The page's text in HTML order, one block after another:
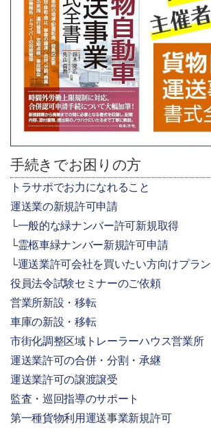
手続きでお困りの方
トラサポでお力になれること
運送業の新規許可申請
一般的な緑ナンバー許可新規取得
霊柩車緑ナンバー新規許可申請
運送業許可会社を買いたい方向けプラン
役員法令試験セミナーのご依頼
営業所新設・移転
車庫の新設・移転
市街化調整区域トレーラーハウス営業所
運送業許可の合併・分割・承継
運送業許可の譲渡譲受
監査・巡回指導のサポート
第一種貨物利用運送事業新規許可